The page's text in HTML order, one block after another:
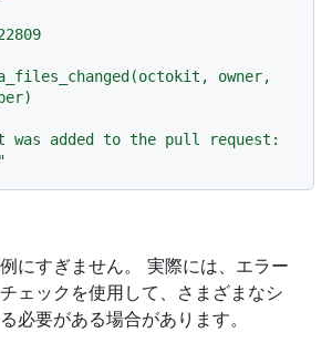
owner,
にすぎません。 実際には、エラー
ェックを使用して、さまざまなシ
必要がある場合があります。